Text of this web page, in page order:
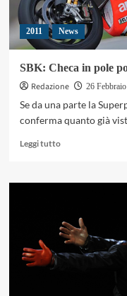
2011 News
SBK: Checa in pole
Redazione
26
Se da una parte la
conferma quanto già
Leggi tuttoLeggi
su
in
pole
position.
Biaggi